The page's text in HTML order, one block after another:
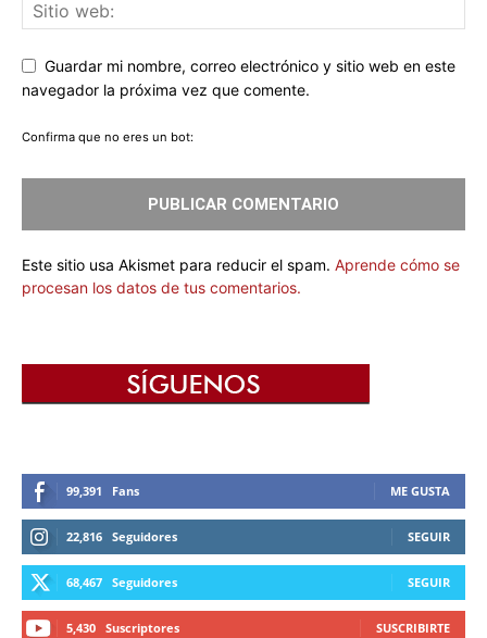
Guardar mi nombre, correo electrónico y sitio web en este
navegador la próxima vez que comente.
Confirma que no eres un bot:
Este sitio usa Akismet para reducir el spam. Aprende cómo se
procesan los datos de tus comentarios.
99,391 Fans ME GUSTA
22,816 Seguidores SEGUIR
68,467 Seguidores SEGUIR
5,430 Suscriptores SUSCRIBIRTE